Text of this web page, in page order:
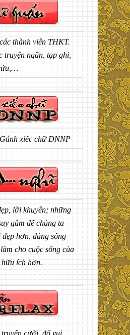
thành viên THKT.
truyện ngắn, tạp ghi,
xiếc chữ DNNP
lời khuyên; những
gẫm để chúng ta
hơn, đáng sống
cho cuộc sống của
ích hơn.
cười, đố vui,